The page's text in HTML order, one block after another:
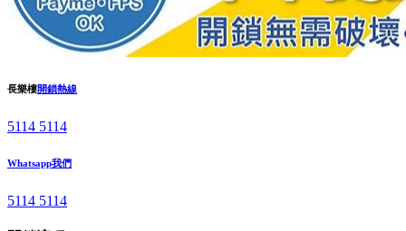
長樂樓開鎖熱線
5114 5114
Whatsapp我們
5114 5114